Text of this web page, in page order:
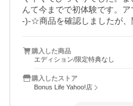
んて今までで初体験です。
-)-☆商品を確認しましたが、
う。物凄く完璧な出品者様で
購入した商品
エディション/限定特典なし
購入したストア
Bonus Life Yahoo!店